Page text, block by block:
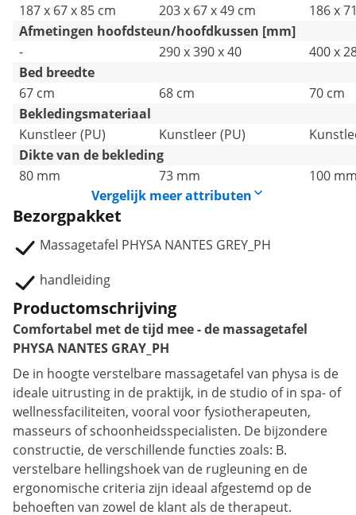
187 x 67 x 85 cm
203 x 67 x 49 cm
186 x
Afmetingen hoofdsteun/hoofdkussen [mm]
-
290 x 390 x 40
400 x
Bed breedte
67 cm
68 cm
70 cm
Bekledingsmateriaal
Kunstleer (PU)
Kunstleer (PU)
Dikte van de bekleding
80 mm
73 mm
100
Vergelijk meer attributen
Bezorgpakket
Massagetafel PHYSA NANTES GREY_PH
handleiding
Productomschrijving
Comfortabel met de tijd mee - de massagetafel
PHYSA NANTES GRAY_PH
De in hoogte verstelbare massagetafel van physa is de
ideale uitrusting in de praktijk, in de studio of in spa- of
wellnessfaciliteiten, vooral voor fysiotherapeuten,
masseurs of schoonheidsspecialisten. De bijzondere
constructie, de verschillende functies zoals: B.
verstelbare hellingshoek van de rugleuning en de
ergonomische criteria zijn ideaal afgestemd op de
behoeften van zowel de klant als de therapeut.